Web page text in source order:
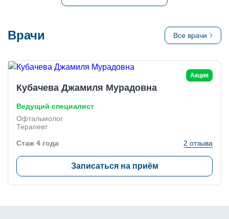
Врачи Все врачи
Акция
Кубачева Джамиля Мурадовна
Ведущий специалист
Офтальмолог
Терапевт
Стаж 4 года
2 отзыва
Записаться на приём